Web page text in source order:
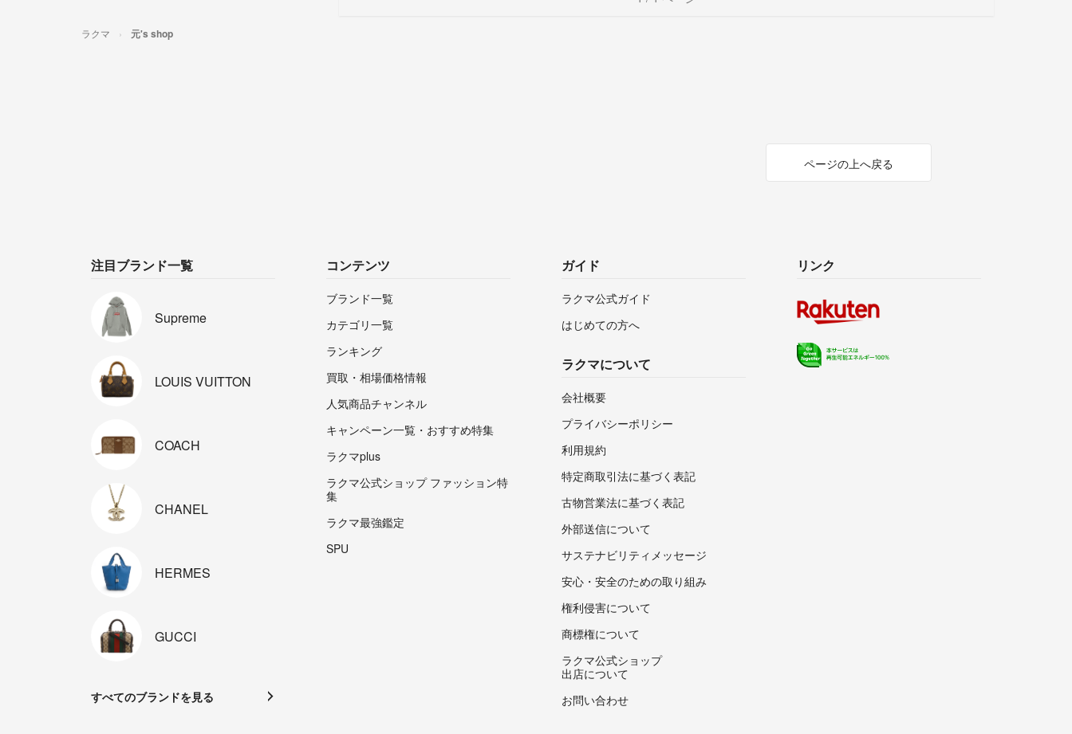
ラクマ 元's shop
ページの上へ戻る
注目ブランド一覧
Supreme
LOUIS VUITTON
COACH
CHANEL
HERMES
GUCCI
すべてのブランドを見る
コンテンツ
ブランド一覧
カテゴリ一覧
ランキング
買取・相場価格情報
人気商品チャンネル
キャンペーン一覧・おすすめ特集
ラクマplus
ラクマ公式ショップ ファッション特
集
ラクマ最強鑑定
SPU
ガイド
ラクマ公式ガイド
はじめての方へ
ラクマについて
会社概要
プライバシーポリシー
利用規約
特定商取引法に基づく表記
古物営業法に基づく表記
外部送信について
サステナビリティメッセージ
安心・安全のための取り組み
権利侵害について
商標権について
ラクマ公式ショップ
出店について
お問い合わせ
リンク